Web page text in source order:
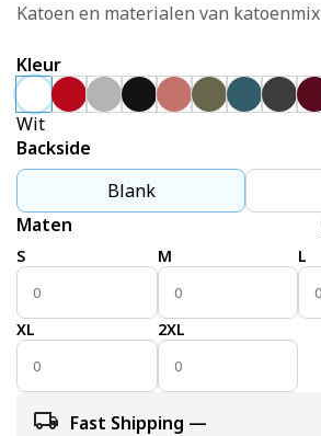
Katoen en materialen van katoenmix
Kleur
Wit
Backside
Blank
Maten
S
M L
XL 2XL
Fast Shipping —